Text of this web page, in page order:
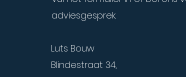
adviesgesprek.
Luts Bouw
Blindestraat 34,